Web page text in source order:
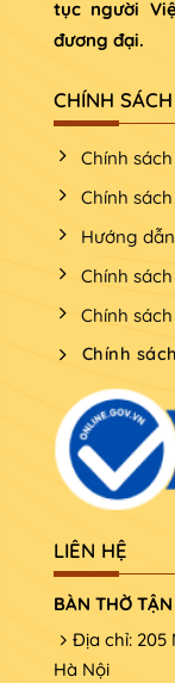
tục người
đương đại.
CHÍNH SÁCH
Chính
Chính
Hướng
Chính
Chính
Chính
LIÊN HỆ
BÀN THỜ
Địa chỉ: 205
Hà Nội